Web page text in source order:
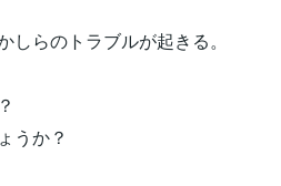
らのトラブルが起きる。
うか？